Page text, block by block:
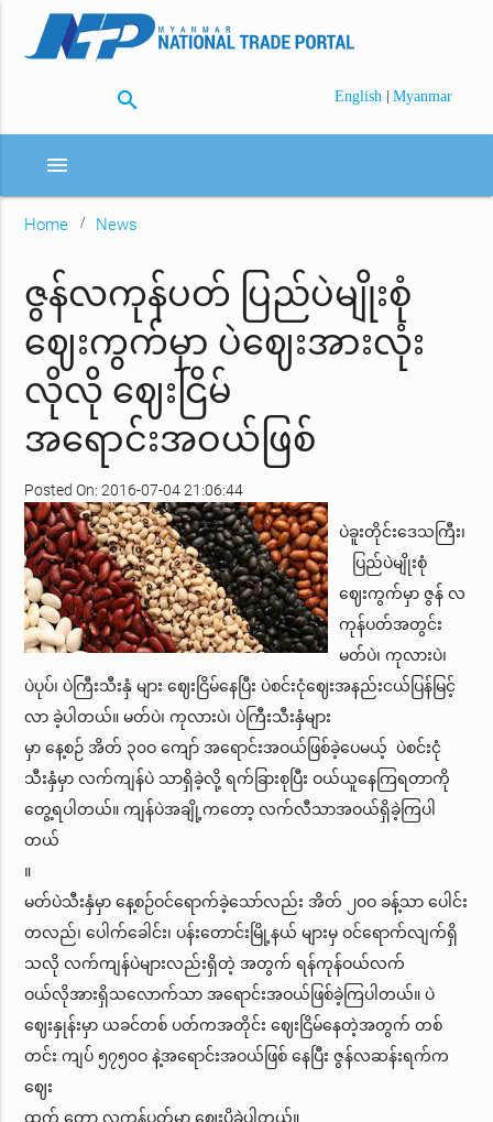
search English | Myanmar
menu
Home News
ဇွန်လကုန်ပတ် ပြည်ပဲမျိုးစုံ
ဈေးကွက်မှာ ပဲဈေးအားလုံး
လိုလို ဈေးငြိမ်
အရောင်းအဝယ်ဖြစ်
Posted On: 2016-07-04 21:06:44
ပဲခူးတိုင်းဒေသကြီး၊
ပြည်ပဲမျိုးစုံ
ဈေးကွက်မှာ ဇွန် လ
ကုန်ပတ်အတွင်း
မတ်ပဲ၊ ကုလားပဲ၊
ပဲပုပ်၊ ပဲကြီးသီးနှံ များ ဈေးငြိမ်နေပြီး ပဲစင်းငုံဈေးအနည်းငယ်ပြန်မြင့်
လာ ခဲ့ပါတယ်။ မတ်ပဲ၊ ကုလားပဲ၊ ပဲကြီးသီးနှံများ
မှာ နေ့စဉ် အိတ် ၃၀ဝ ကျော် အရောင်းအဝယ်ဖြစ်ခဲ့ပေမယ့် ပဲစင်းငုံ
သီးနှံမှာ လက်ကျန်ပဲ သာရှိခဲ့လို့ ရက်ခြားစုပြီး ဝယ်ယူနေကြရတာကို
တွေ့ရပါတယ်။ ကျန်ပဲအချို့ကတော့ လက်လီသာအဝယ်ရှိခဲ့ကြပါ
တယ်
။
မတ်ပဲသီးနှံမှာ နေ့စဉ်ဝင်ရောက်ခဲ့သော်လည်း အိတ် ၂၀ဝ ခန့်သာ ပေါင်း
တလည်၊ ပေါက်ခေါင်း၊ ပန်းတောင်းမြို့နယ် များမှ ဝင်ရောက်လျက်ရှိ
သလို လက်ကျန်ပဲများလည်းရှိတဲ့ အတွက် ရန်ကုန်ဝယ်လက်
ဝယ်လိုအားရှိသလောက်သာ အရောင်းအဝယ်ဖြစ်ခဲ့ကြပါတယ်။ ပဲ
ဈေးနှုန်းမှာ ယခင်တစ် ပတ်ကအတိုင်း ဈေးငြိမ်နေတဲ့အတွက် တစ်
တင်း ကျပ် ၅၇၅၀ဝ နဲ့အရောင်းအဝယ်ဖြစ် နေပြီး ဇွန်လဆန်းရက်က
ဈေး
ထက် တော့ လကုန်ပတ်မှာ ဈေးပိုခဲ့ပါတယ်။